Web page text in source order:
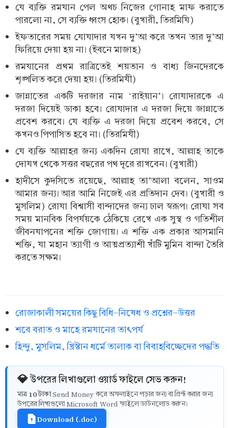
যে ব্যক্তি রমযান পেল অথচ নিজের গোনাহ মাফ করাতে
পারলো না, সে ব্যক্তি ধ্বংস হোক। (বুখারী, তিরমিযি)
ইফতারের সময় যোযাদার যখন দু’আ করে তখন তার দু’আ
ফিরিয়ে দেয়া হয় না। (ইবনে মাজাহ)
রমযানের প্রথম রাত্রিতেই শয়তান ও বাধ্য জিনদেরকে
শৃঙ্খলিত করে দেয়া হয়। (তিরমিযী)
জান্নাতের একটি দরজার নাম ‘রাইয়ান’। রোযাদারকে এ
দরজা দিয়েই ডাকা হবে। রোযাদার এ দরজা দিয়ে জান্নাতে
প্রবেশ করবে। যে ব্যক্তি এ দরজা দিয়ে প্রবেশ করবে, সে
কখনও পিপাসিত হবে না। (তিরমিযী)
যে ব্যক্তি আল্লাহর জন্য একদিন রোযা রাখে, আল্লাহ তাকে
দোযখ থেকে সত্তর বছরের পথ দূরে রাখবেন। (বুখারী)
হাদীসে কুদসিতে রয়েছে, আল্লাহ তা’আলা বলেন, সাওম
আমার জন্য। আর আমি নিজেই এর প্রতিদান দেব। (বুখারী ও
মুসলিম) রোযা বিশ্বাসী বান্দাদের জন্য ঢাল স্বরূপ। রোযা সব
সময় মানবিক বিপর্যয়কে ঠেকিয়ে রেখে এক সুস্থ ও গতিশীল
জীবনযাপনের শক্তি জোগায়। এ শক্তি এক প্রকার আসমানি
শক্তি, যা মহান ত্যাগী ও আত্মপ্রত্যাশী খাঁটি মুমিন বান্দা তৈরি
করতে সক্ষম।
রোজাকালী সময়ের কিছু বিধি-নিষেধ ও প্রশ্নের-উত্তর
শবে বরাত ও মাহে রমযানের তাৎপর্য
হিন্দু, মুসলিম, খ্রিস্টান ধর্মে তালাক বা বিবাহবিচ্ছেদের পদ্ধতি
💎 উপরের লিখাগুলো ওয়ার্ড ফাইলে সেভ করুন!
মাত্র 10 টাকাSend Money করে অফলাইনে পড়ার জন্য বা প্রিন্ট করার জন্য
উপরের লিখাগুলো Microsoft Word ফাইলে ডাউনলোড করুন।
Download (.doc)